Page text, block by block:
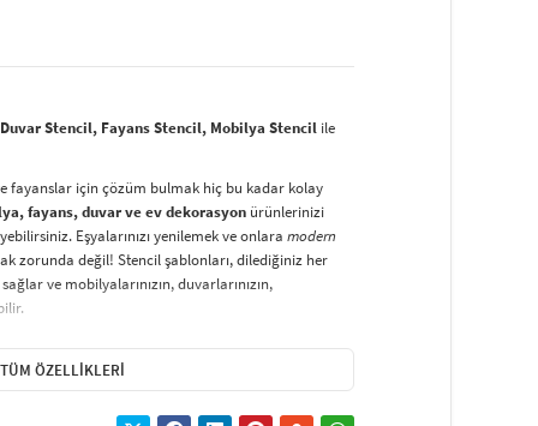
Stencil, Fayans Stencil, Mobilya Stencil ile
fayanslar için çözüm bulmak hiç bu kadar kolay
fayans, duvar ve ev dekorasyon ürünlerinizi
Eşyalarınızı yenilemek ve onlara modern
zorunda değil! Stencil şablonları, dilediğiniz her
sağlar ve mobilyalarınızın, duvarlarınızın,
Evinizi, kişisel zevkinizle özelleştirebilir
El işi ve ev dekorasyonusevenler için stencil,
ÖZELLIKLERI